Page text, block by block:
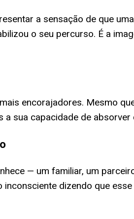
a sensação de que
o seu percurso. É a
encorajadores. Mesmo
sua capacidade de
— um familiar, um
dizendo que